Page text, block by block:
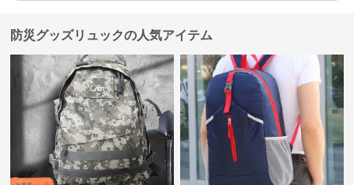
防災グッズリュックの人気アイテム